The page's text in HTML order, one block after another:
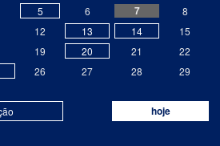
hoje
5 6 7
8
12 13 14
15
19 20 21
22
26 27 28
29